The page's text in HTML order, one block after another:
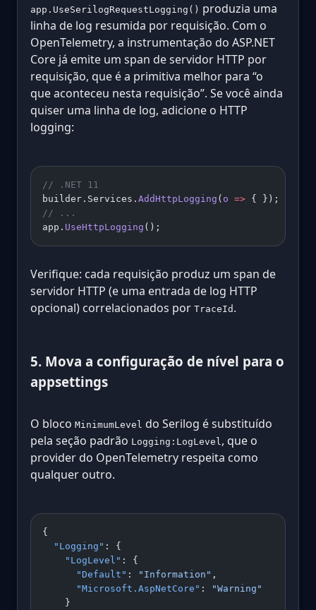
app.UseSerilogRequestLogging() produzia uma
linha de log resumida por requisição. Com o
OpenTelemetry, a instrumentação do ASP.NET
Core já emite um span de servidor HTTP por
requisição, que é a primitiva melhor para “o
que aconteceu nesta requisição”. Se você ainda
quiser uma linha de log, adicione o HTTP
logging:
// .NET 11
builder.Services. AddHttpLogging ( o => { });
// ...
app. UseHttpLogging ();
Verifique: cada requisição produz um span de
servidor HTTP (e uma entrada de log HTTP
opcional) correlacionados por TraceId .
5. Mova a configuração de nível para o
appsettings
O bloco MinimumLevel do Serilog é substituído
pela seção padrão Logging:LogLevel , que o
provider do OpenTelemetry respeita como
qualquer outro.
{
  "Logging"
: {
    "LogLevel"
: {
      "Default"
: "Information" ,
      "Microsoft.AspNetCore"
:
"Warning"
    }